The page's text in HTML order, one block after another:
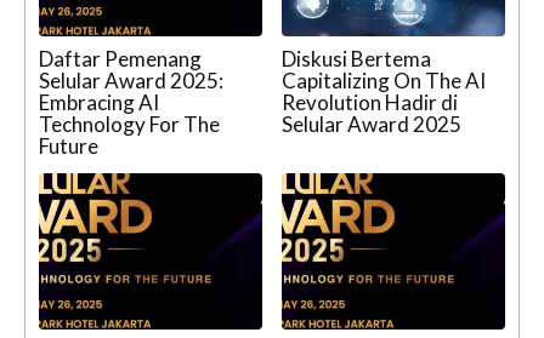
Daftar Pemenang
Selular Award 2025:
Embracing AI
Technology For The
Future
Diskusi Bertema
Capitalizing On The AI
Revolution Hadir di
Selular Award 2025